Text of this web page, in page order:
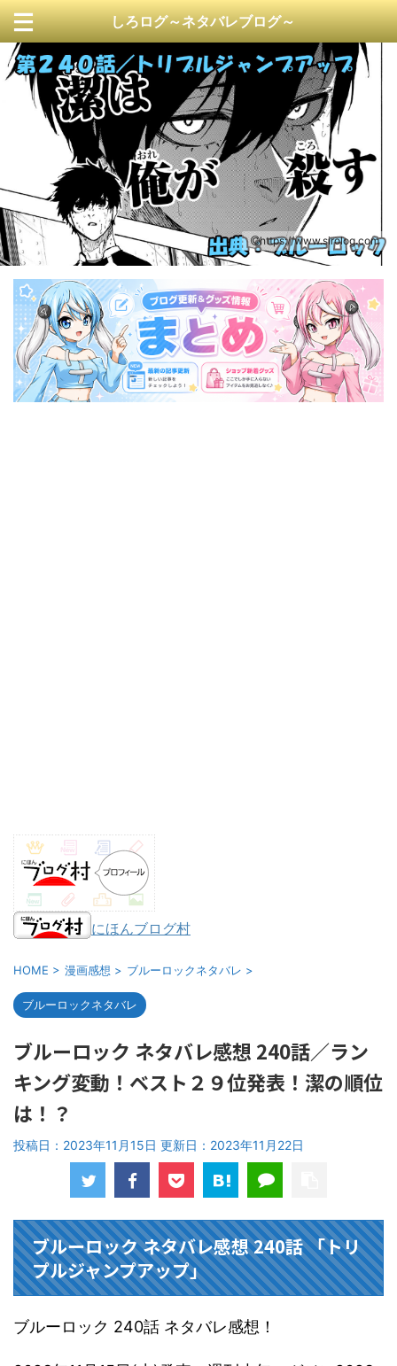
しろログ～ネタバレブログ～
https://www.sirolog.com
にほんブログ村
HOME > 漫画感想 > ブルーロックネタバレ >
ブルーロックネタバレ
ブルーロック ネタバレ感想 240話／ラン
キング変動！ベスト２９位発表！潔の順位
は！？
投稿日：2023年11月15日 更新日： 2023年11月22日
ブルーロック ネタバレ感想 240話 「トリ
プルジャンプアップ」
ブルーロック 240話 ネタバレ感想！